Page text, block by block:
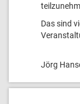
Das sind
Jörg